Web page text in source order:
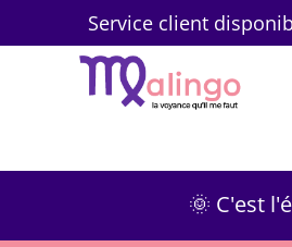
Service client
🌞 C'est